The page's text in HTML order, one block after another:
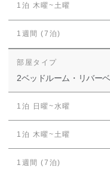
2ベッドルーム・リバー